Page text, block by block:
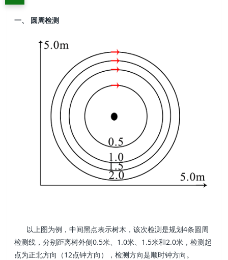
一、 圆周检测
以上图为例，中间黑点表示树木，该次检测是规划4条圆周
检测线，分别距离树外侧0.5米、1.0米、1.5米和2.0米，检测起
点为正北方向（12点钟方向），检测方向是顺时钟方向。